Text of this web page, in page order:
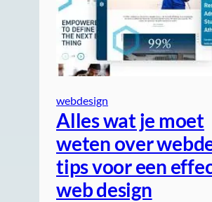
webdesign
Alles wat je moet
weten over
tips voor een
web design